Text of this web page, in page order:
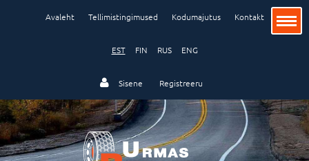
Avaleht Tellimistingimused Kodumajutus Kontakt
EST FIN RUS ENG
Sisene Registreeru
Sõiduauto
Veoauto ja buss